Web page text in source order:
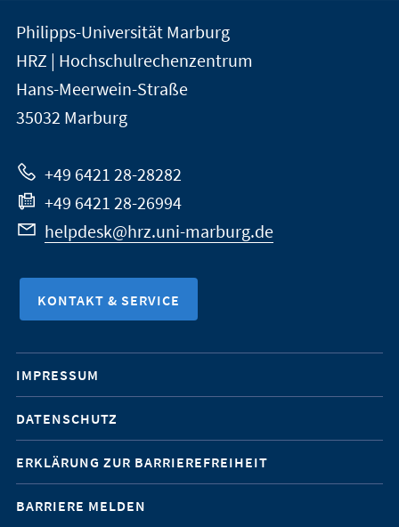
Kontakt
und
Informationen
zur
Website
der
Universität
Marburg
Philipps-Universität Marburg
HRZ | Hochschulrechenzentrum
Hans-Meerwein-Straße
35032 Marburg
+49 6421 28-28282
+49 6421 28-26994
helpdesk@hrz.uni-marburg.de
KONTAKT & SERVICE
Mobile-
Service-
Navigation
IMPRESSUM
DATENSCHUTZ
ERKLÄRUNG ZUR BARRIEREFREIHEIT
BARRIERE MELDEN